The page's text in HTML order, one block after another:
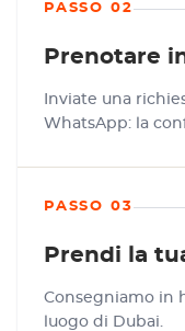
PASSO 02
Prenotare
Inviate una
WhatsApp: la
PASSO 03
Prendi la
Consegniamo in
luogo di Dubai.